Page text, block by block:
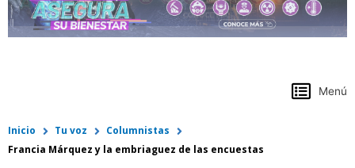
Menú
Inicio Tu voz
Columnistas
Francia Márquez y la embriaguez de las encuestas